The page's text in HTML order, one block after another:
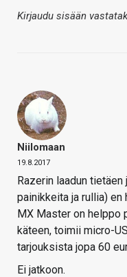
Kirjaudu sisään
Niilomaan
19.8.2017
Razerin laadun
painikkeita ja rullia) en
MX Master on helppo
käteen, toimii micro-
tarjouksista jopa 60
Ei jatkoon.